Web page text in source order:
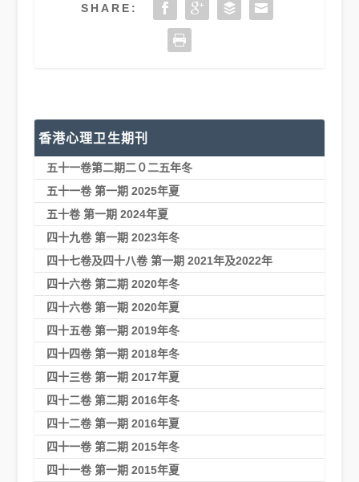
SHARE:
香港心理卫生期刊
五十一卷第二期二０二五年冬
五十一卷 第一期 2025年夏
五十卷 第一期 2024年夏
四十九卷 第一期 2023年冬
四十七卷及四十八卷 第一期 2021年及2022年
四十六卷 第二期 2020年冬
四十六卷 第一期 2020年夏
四十五卷 第一期 2019年冬
四十四卷 第一期 2018年冬
四十三卷 第一期 2017年夏
四十二卷 第二期 2016年冬
四十二卷 第一期 2016年夏
四十一卷 第二期 2015年冬
四十一卷 第一期 2015年夏